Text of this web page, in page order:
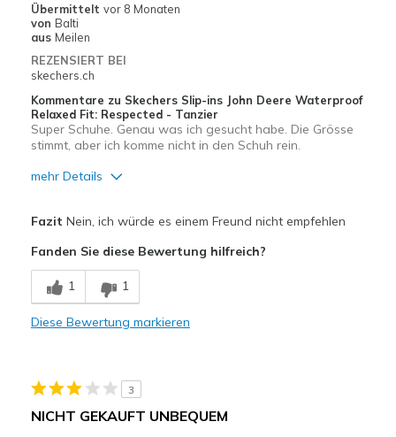
Übermittelt vor 8 Monaten
von Balti
aus Meilen
REZENSIERT BEI
skechers.ch
Kommentare zu Skechers Slip-ins John Deere Waterproof
Relaxed Fit: Respected - Tanzier
Super Schuhe. Genau was ich gesucht habe. Die Grösse
stimmt, aber ich komme nicht in den Schuh rein.
mehr Details
Größe
Fühlt sich zu klein an
Fazit Nein, ich würde es einem Freund nicht empfehlen
Fanden Sie diese Bewertung hilfreich?
1 1
Diese Bewertung markieren
3
NICHT GEKAUFT UNBEQUEM